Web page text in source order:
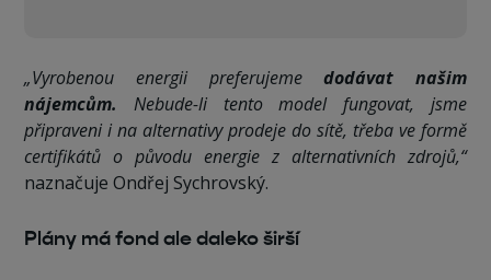
„Vyrobenou energii preferujemedodávat našim
nájemcům.
Nebude-li tento model fungovat, jsme
připraveni i na alternativy prodeje do sítě, třeba ve formě
certifikátů o původu energie z alternativních zdrojů,“
naznačuje Ondřej Sychrovský.
Plány má fond ale daleko širší